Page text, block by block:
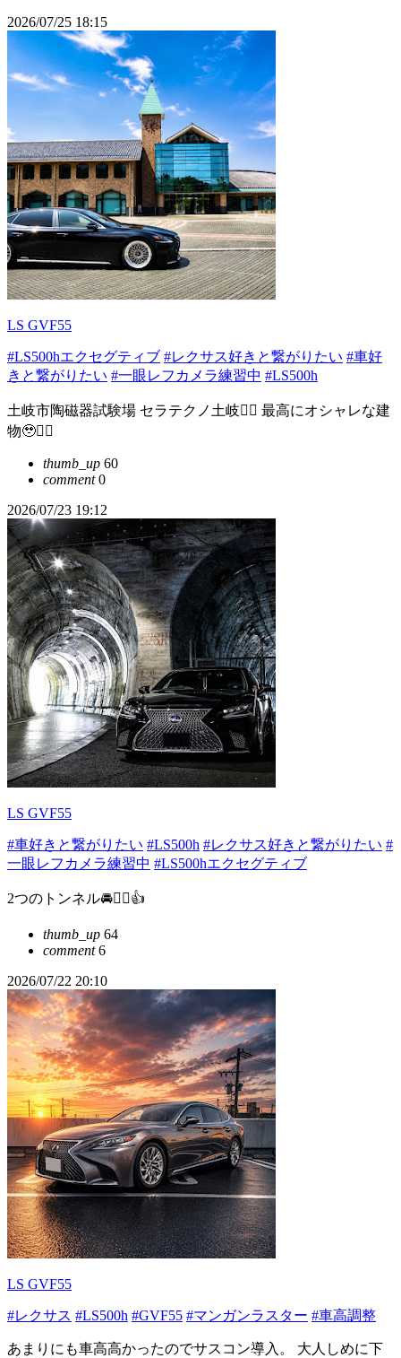
2026/07/25 18:15
LS GVF55
#LS500hエクセグティブ #レクサス好きと繋がりたい #車好
きと繋がりたい #一眼レフカメラ練習中 #LS500h
土岐市陶磁器試験場 セラテクノ土岐❤️‍🔥 最高にオシャレな建
物🥹❤️‍🔥
thumb_up 60
comment0
2026/07/23 19:12
LS GVF55
#車好きと繋がりたい #LS500h #レクサス好きと繋がりたい #
一眼レフカメラ練習中 #LS500hエクセグティブ
2つのトンネル🚘❤️‍🔥👍
thumb_up 64
comment6
2026/07/22 20:10
LS GVF55
#レクサス #LS500h #GVF55 #マンガンラスター #車高調整
あまりにも車高高かったのでサスコン導入。 大人しめに下